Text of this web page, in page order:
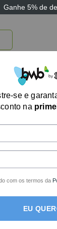
Ganhe 5% de
se e
na
com os termos da
EU